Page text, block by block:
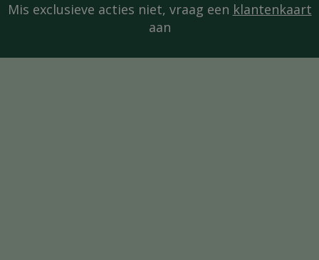
Mis exclusieve acties niet, vraag een klantenkaart
aan